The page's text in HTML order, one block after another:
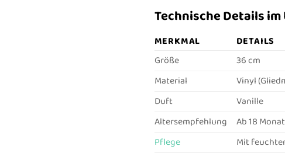
Technische Details
MERKMAL
DETAILS
Größe
36 cm
Material
Vinyl
Duft
Vanille
Altersempfehlung
Ab 18
Pflege
Mit